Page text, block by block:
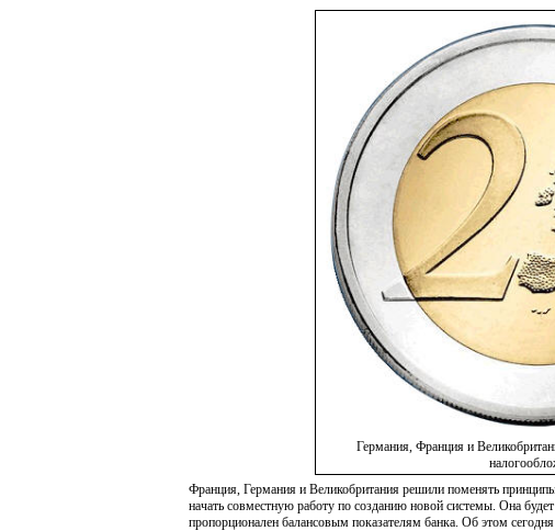
Германия, Франция и
Франция, Германия и Великобритания решили поменять
начать совместную работу по созданию новой системы. Она
пропорционален балансовым показателям банка. Об этом